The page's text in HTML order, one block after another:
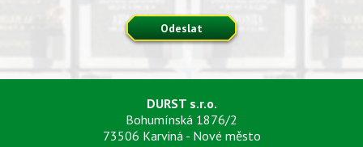
Odeslat
DURST s.r.o.
Bohumínská 1876/2
73506 Karviná - Nové město